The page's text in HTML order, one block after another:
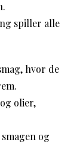
spiller alle
hvor de
olier,
og